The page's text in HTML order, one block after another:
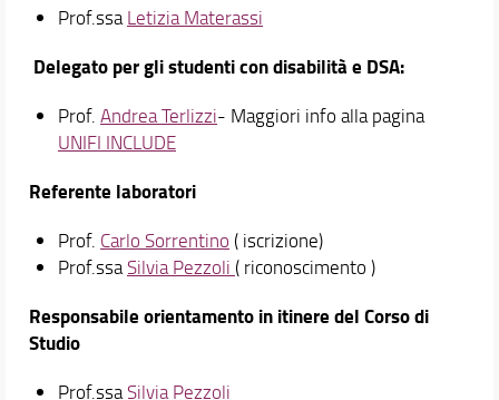
Prof.ssaLetizia Materassi
Delegato per gli studenti con disabilità e DSA:
Prof. Andrea Terlizzi- Maggiori info alla pagina
UNIFI INCLUDE
Referente laboratori
Prof. Carlo Sorrentino ( iscrizione)
Prof.ssaSilvia Pezzoli ( riconoscimento )
Responsabile orientamento in itinere del Corso di
Studio
Prof.ssaSilvia Pezzoli